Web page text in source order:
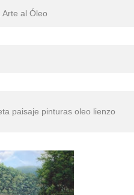
al Óleo
Dibujo A Lápiz, Biryulina Vita
Hollywood Más Bellas del Mundo
paisaje pinturas oleo lienzo